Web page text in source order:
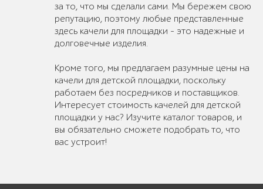
за то, что мы сделали сами. Мы бережем свою
репутацию, поэтому любые представленные
здесь качели для площадки – это надежные и
долговечные изделия.
Кроме того, мы предлагаем разумные цены на
качели для детской площадки, поскольку
работаем без посредников и поставщиков.
Интересует стоимость качелей для детской
площадки у нас? Изучите каталог товаров, и
вы обязательно сможете подобрать то, что
вас устроит!